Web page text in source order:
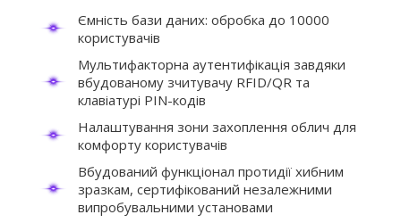
Ємність бази даних: обробка до 10000
користувачів
Мультифакторна аутентифікація завдяки
вбудованому зчитувачу RFID/QR та
клавіатурі PIN-кодів
Налаштування зони захоплення облич для
комфорту користувачів
Вбудований функціонал протидії хибним
зразкам, сертифікований незалежними
випробувальними установами